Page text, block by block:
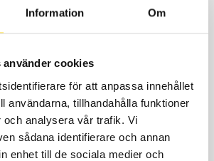
Information Om
använder cookies
för att anpassa innehållet
användarna, tillhandahålla funktioner
och analysera vår trafik. Vi
sådana identifierare och annan
enhet till de sociala medier och